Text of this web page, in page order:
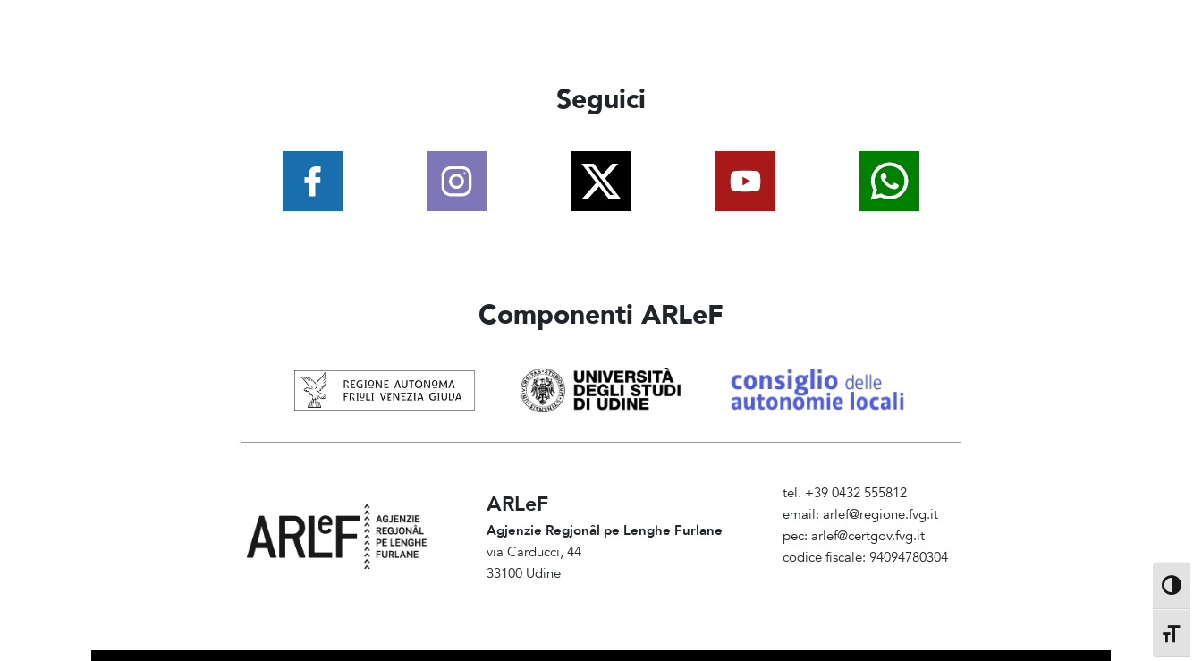
Seguici
Componenti ARLeF
ARLeF
Agjenzie Regjonâl pe Lenghe Furlane
via Carducci, 44
33100 Udine
tel. +39 0432 555812
email:arlef@regione.fvg.it
pec:arlef@certgov.fvg.it
codice fiscale: 94094780304